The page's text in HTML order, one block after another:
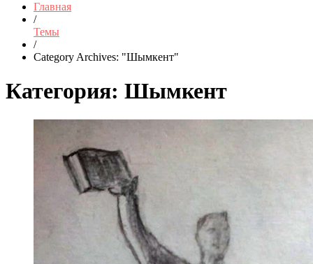
Главная
/
Темы
/
Category Archives: "Шымкент"
Категория: Шымкент